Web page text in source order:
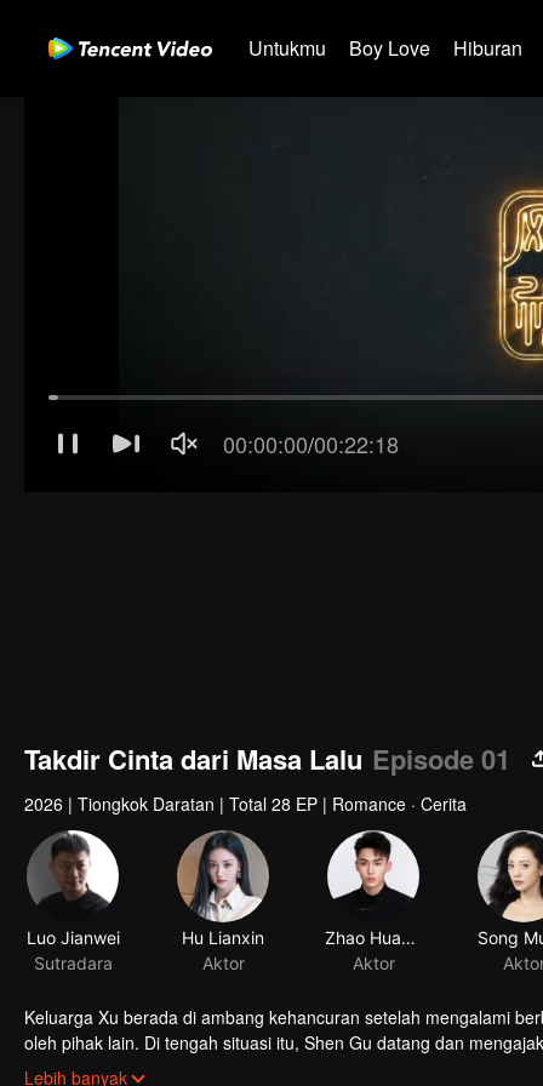
Untukmu Boy Love Hiburan
Takdir Cinta dari Masa Lalu Episode 01
2026 | Tiongkok Daratan | Total 28 EP | Romance · Cerita
Luo Jianwei
Sutradara
Hu Lianxin
Aktor
Zhao Huawei
Aktor
Song
Keluarga Xu berada di ambang kehancuran setelah mengalami
oleh pihak lain. Di tengah situasi itu, Shen Gu datang dan
pengambilalihan perusahaan dan rencana licik musuh. Seiring
Lebih banyak